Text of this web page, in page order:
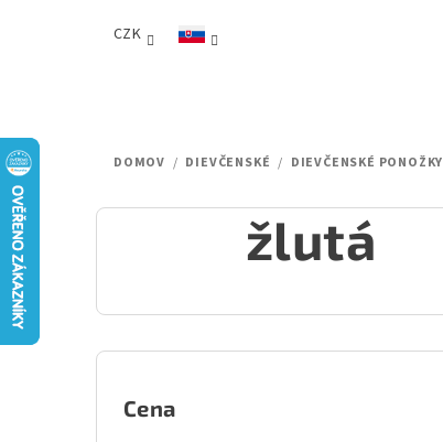
CZK
DOMOV / DIEVČENSKÉ / DIEVČENSKÉ PONOŽKY
žlutá
Cena